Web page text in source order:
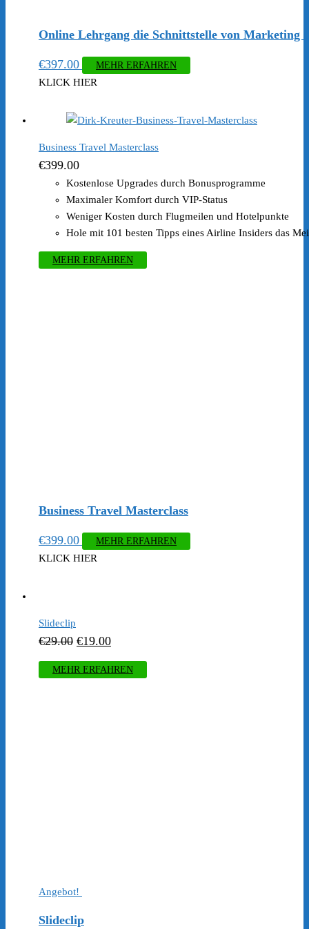
Online Lehrgang die Schnittstelle von Marketing
€397.00 MEHR ERFAHREN
KLICK HIER
Business Travel Masterclass
€399.00
Kostenlose Upgrades durch Bonusprogramme
Maximaler Komfort durch VIP-Status
Weniger Kosten durch Flugmeilen und Hotelpunkte
Hole mit 101 besten Tipps eines Airline Insiders das
MEHR ERFAHREN
Business Travel Masterclass
€399.00 MEHR ERFAHREN
KLICK HIER
Slideclip
€29.00 Ursprünglicher
Preis
war:
€19.00Aktueller
Preis
ist:
MEHR ERFAHREN
Angebot!
Slideclip